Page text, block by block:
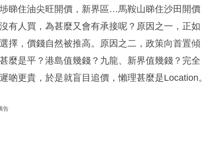
睇住油尖旺開價，新界區…馬鞍山睇住沙田開價
有人買，為甚麼又會有承接呢？原因之一，正如
擇，價錢自然被推高。原因之二，政策向首置傾
麼是平？港島值幾錢？九龍、新界值幾錢？完全
更貴，於是就盲目追價，懶理甚麼是Location。
告